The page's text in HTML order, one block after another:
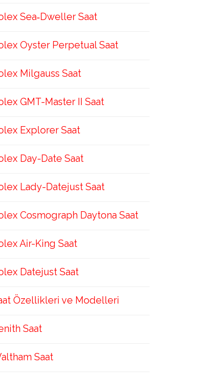
Sea‑Dweller Saat
Oyster Perpetual Saat
Milgauss Saat
GMT-Master II Saat
Explorer Saat
Day-Date Saat
Lady-Datejust Saat
Cosmograph Daytona Saat
Air-King Saat
Datejust Saat
Özellikleri ve Modelleri
Saat
Saat